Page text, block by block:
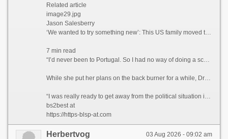
Related article
image29.jpg
Jason Salesberry
‘We wanted to try something new’: This US family moved to Italy sight unseen nine years ago and never looked back
7 min read
“I’d never been to Portugal. So I had no way of doing a scouting trip or anything,” she says. “I thought, ‘I’m going to go over there. And If I don’t like Portugal, then I’ll move to Spain or France.’”
While she put her plans on the back burner for a while, Dreyfuss says that the Covid-19 pandemic in 2021 ultimately prompted her to finally leave the US permanently.
“I was really ready to get away from the political situation in the United States,” she admits.
bs2best at
https://https-blsp-at.com
03 Aug 2026 - 09:02 am
Herbertvog